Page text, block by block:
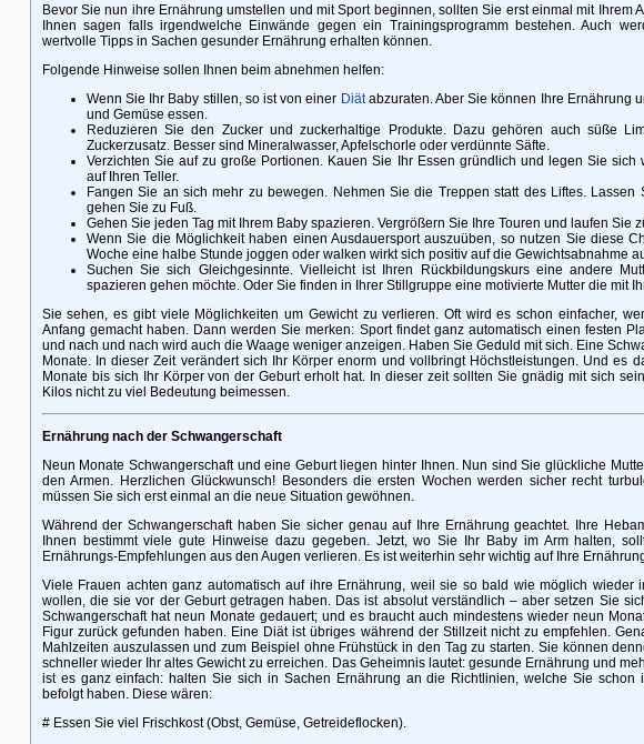
Bevor Sie nun ihre Ernährung umstellen und mit Sport beginnen, sollten Sie erst einmal mit Ihrem
Ihnen sagen falls irgendwelche Einwände gegen ein Trainingsprogramm bestehen. Auch
wertvolle Tipps in Sachen gesunder Ernährung erhalten können.
Folgende Hinweise sollen Ihnen beim abnehmen helfen:
Wenn Sie Ihr Baby stillen, so ist von einer Diätabzuraten. Aber Sie können Ihre Ernährung
und Gemüse essen.
Reduzieren Sie den Zucker und zuckerhaltige Produkte. Dazu gehören auch süße
Zuckerzusatz. Besser sind Mineralwasser, Apfelschorle oder verdünnte Säfte.
Verzichten Sie auf zu große Portionen. Kauen Sie Ihr Essen gründlich und legen Sie sich
auf Ihren Teller.
Fangen Sie an sich mehr zu bewegen. Nehmen Sie die Treppen statt des Liftes. Lassen
gehen Sie zu Fuß.
Gehen Sie jeden Tag mit Ihrem Baby spazieren. Vergrößern Sie Ihre Touren und laufen Sie
Wenn Sie die Möglichkeit haben einen Ausdauersport auszuüben, so nutzen Sie diese
Woche eine halbe Stunde joggen oder walken wirkt sich positiv auf die Gewichtsabnahme
Suchen Sie sich Gleichgesinnte. Vielleicht ist Ihren Rückbildungskurs eine andere
spazieren gehen möchte. Oder Sie finden in Ihrer Stillgruppe eine motivierte Mutter die mit
Sie sehen, es gibt viele Möglichkeiten um Gewicht zu verlieren. Oft wird es schon einfacher,
Anfang gemacht haben. Dann werden Sie merken: Sport findet ganz automatisch einen festen
und nach und nach wird auch die Waage weniger anzeigen. Haben Sie Geduld mit sich. Eine
Monate. In dieser Zeit verändert sich Ihr Körper enorm und vollbringt Höchstleistungen. Und es
Monate bis sich Ihr Körper von der Geburt erholt hat. In dieser zeit sollten Sie gnädig mit sich
Kilos nicht zu viel Bedeutung beimessen.
Ernährung nach der Schwangerschaft
Neun Monate Schwangerschaft und eine Geburt liegen hinter Ihnen. Nun sind Sie glückliche
den Armen. Herzlichen Glückwunsch! Besonders die ersten Wochen werden sicher recht
müssen Sie sich erst einmal an die neue Situation gewöhnen.
Während der Schwangerschaft haben Sie sicher genau auf Ihre Ernährung geachtet. Ihre
Ihnen bestimmt viele gute Hinweise dazu gegeben. Jetzt, wo Sie Ihr Baby im Arm halten,
Ernährungs-Empfehlungen aus den Augen verlieren. Es ist weiterhin sehr wichtig auf Ihre
Viele Frauen achten ganz automatisch auf ihre Ernährung, weil sie so bald wie möglich wieder
wollen, die sie vor der Geburt getragen haben. Das ist absolut verständlich – aber setzen Sie
Schwangerschaft hat neun Monate gedauert; und es braucht auch mindestens wieder neun
Figur zurück gefunden haben. Eine Diät ist übriges während der Stillzeit nicht zu empfehlen.
Mahlzeiten auszulassen und zum Beispiel ohne Frühstück in den Tag zu starten. Sie können
schneller wieder Ihr altes Gewicht zu erreichen. Das Geheimnis lautet: gesunde Ernährung und
ist es ganz einfach: halten Sie sich in Sachen Ernährung an die Richtlinien, welche Sie schon
befolgt haben. Diese wären:
# Essen Sie viel Frischkost (Obst, Gemüse, Getreideflocken).